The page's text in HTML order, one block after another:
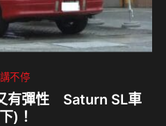
不停
有彈性 Saturn SL車
)！